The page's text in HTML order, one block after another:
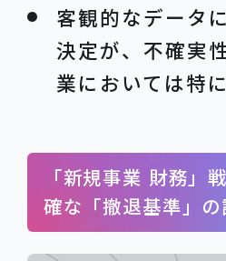
客観的なデータ
決定が、不確実
業においては特
「新規事業 財務」
確な「撤退基準」の